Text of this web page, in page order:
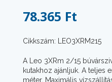
78.365 Ft
Cikkszám: LEO3XRM215
A Leo 3XRm 2/15
kutakhoz ajánljuk. A teljes
méter. Maximális